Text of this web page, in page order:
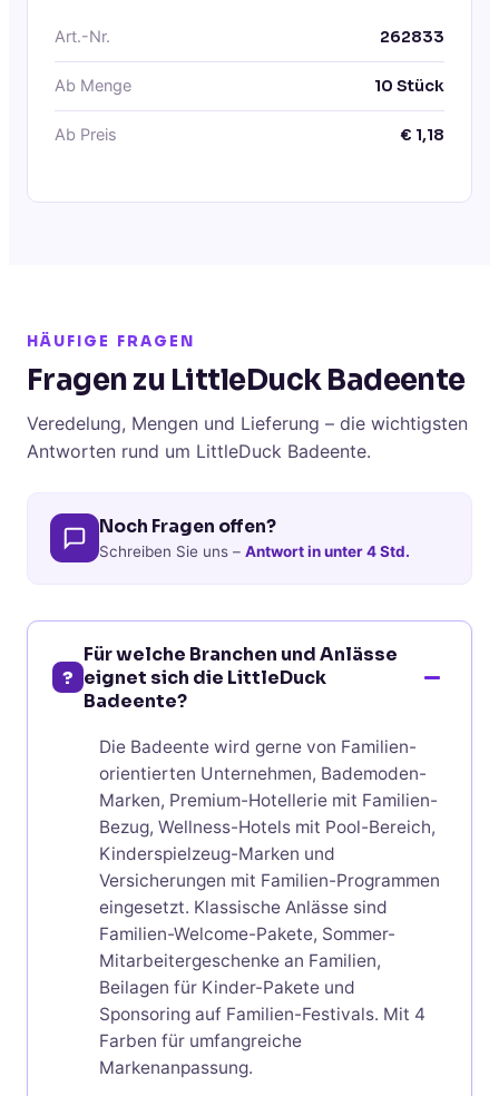
Art.-Nr. 262833
Ab Menge 10 Stück
Ab Preis € 1,18
HÄUFIGE FRAGEN
Fragen zu LittleDuck Badeente
Veredelung, Mengen und Lieferung – die wichtigsten
Antworten rund um LittleDuck Badeente.
Noch Fragen offen?
Schreiben Sie uns – Antwort in unter 4 Std.
?
Für welche Branchen und Anlässe
eignet sich die LittleDuck
Badeente?
Die Badeente wird gerne von Familien-
orientierten Unternehmen, Bademoden-
Marken, Premium-Hotellerie mit Familien-
Bezug, Wellness-Hotels mit Pool-Bereich,
Kinderspielzeug-Marken und
Versicherungen mit Familien-Programmen
eingesetzt. Klassische Anlässe sind
Familien-Welcome-Pakete, Sommer-
Mitarbeitergeschenke an Familien,
Beilagen für Kinder-Pakete und
Sponsoring auf Familien-Festivals. Mit 4
Farben für umfangreiche
Markenanpassung.